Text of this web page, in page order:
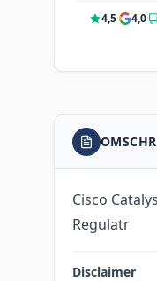
4,5· 4,0·
Cisco
Regulatr
Disclaimer